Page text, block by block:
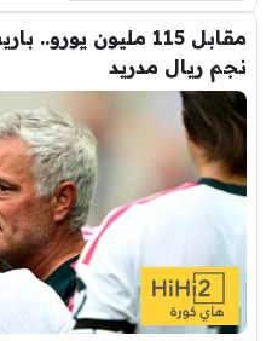
مقابل 115 مليون
نجم ريال مدريد